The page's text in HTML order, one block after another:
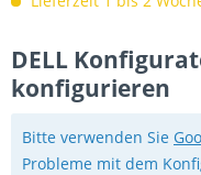
DELL
konfigurieren
Bitte verwenden Sie
Probleme mit dem